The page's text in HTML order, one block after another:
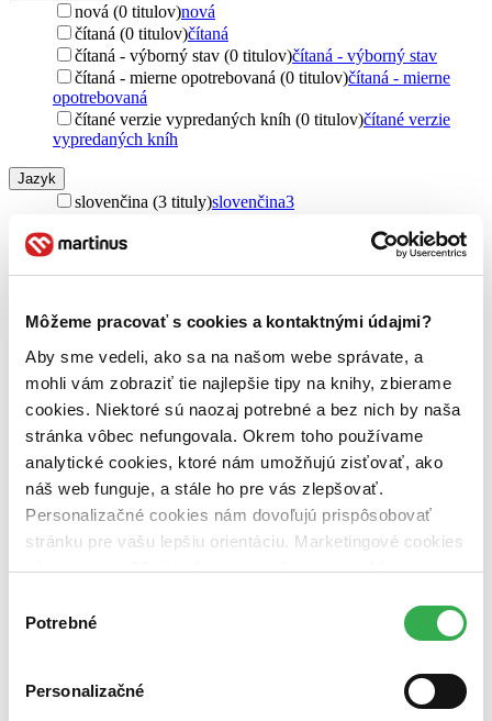
Môžeme pracovať s cookies a kontaktnými údajmi?
Aby sme vedeli, ako sa na našom webe správate, a
mohli vám zobraziť tie najlepšie tipy na knihy, zbierame
cookies. Niektoré sú naozaj potrebné a bez nich by naša
stránka vôbec nefungovala. Okrem toho používame
analytické cookies, ktoré nám umožňujú zisťovať, ako
náš web funguje, a stále ho pre vás zlepšovať.
Personalizačné cookies nám dovoľujú prispôsobovať
stránku pre vašu lepšiu orientáciu. Marketingové cookies
nám zas umožňujú zobrazenie relevantnej reklamy.
nám pomohlo, keby sme mohli používať všetky tieto
súhlasu
Potrebné
Personalizačné
nová (0 titulov)nová
čítaná (0 titulov)čítaná
čítaná - výborný stav (0 titulov)čítaná - výborný stav
čítaná - mierne opotrebovaná (0 titulov)čítaná - mierne
opotrebovaná
čítané verzie vypredaných kníh (0 titulov)čítané verzie
vypredaných kníh
Jazyk
slovenčina (3 tituly)slovenčina3
Téma
Autor
Karol Kaliský (3 tituly) Karol Kaliský
Vydavateľstvo
Arolla Film (3 tituly)Arolla Film3
pevná väzba (2 tituly)pevná väzba2
pevná väzba s prebalom (1 titul) pevná väzba s prebalom
Zúžiť výber
Bestsellery